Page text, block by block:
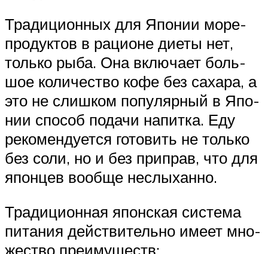
Тра­ди­ци­он­ных для Япо­нии море­
про­дук­тов в раци­оне диеты нет,
только рыба. Она вклю­чает боль­
шое коли­че­ство кофе без сахара, а
это не слиш­ком попу­ляр­ный в Япо­
нии спо­соб подачи напитка. Еду
реко­мен­ду­ется гото­вить не только
без соли, но и без при­прав, что для
япон­цев вообще неслыханно.
Тра­ди­ци­он­ная япон­ская система
пита­ния дей­стви­тельно имеет мно­
же­ство преимуществ: